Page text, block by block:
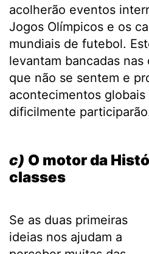
acolherão eventos
Jogos Olímpicos e os
mundiais de futebol.
levantam bancadas
que não se sentem e
acontecimentos globais
dificilmente
c) O motor da
classes
Se as duas primeiras
ideias nos ajudam a